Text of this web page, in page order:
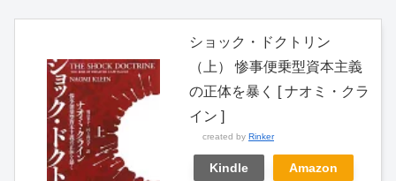
ショック・ドクトリン
（上） 惨事便乗型資本主義
の正体を暴く [ ナオミ・クラ
イン ]
created by Rinker
Kindle Amazon